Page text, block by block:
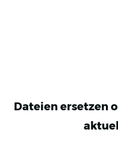
Dateien ersetzen